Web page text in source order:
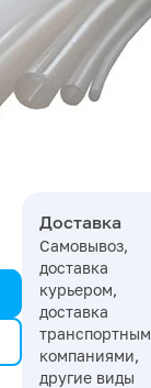
Доставка
Самовывоз,
доставка
курьером,
доставка
компаниями,
другие виды